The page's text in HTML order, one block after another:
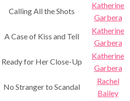
Calling All the Shots
Katherine
Garbera
A Case of Kiss and Tell
Katherine
Garbera
Ready for Her Close-Up
Katherine
Garbera
No Stranger to Scandal
Rachel
Bailey